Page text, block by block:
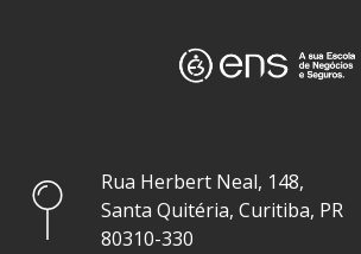
Rua Herbert Neal, 148,
Santa Quitéria, Curitiba, PR
80310-330